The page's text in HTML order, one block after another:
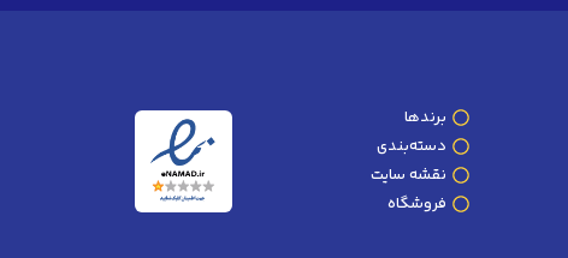
برندها
دسته‌بندی
نقشه سایت
فروشگاه